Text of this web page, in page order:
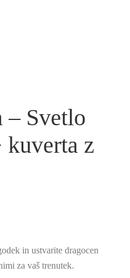
– Svetlo
kuverta z
in ustvarite dragocen
za vaš trenutek.